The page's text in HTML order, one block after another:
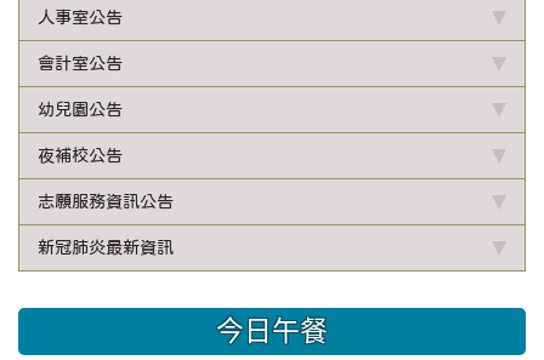
人事室公告
會計室公告
幼兒園公告
夜補校公告
志願服務資訊公告
新冠肺炎最新資訊
今日午餐